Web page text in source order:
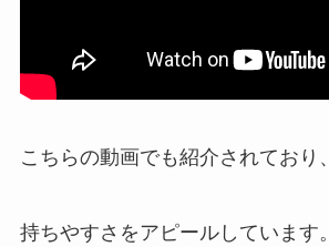
こちらの動画でも紹介されており、
持ちやすさをアピールしています。